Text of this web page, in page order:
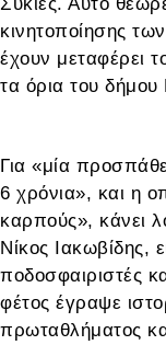
κινητοποίησης
έχουν μεταφέρει
τα όρια του
Για «μία
6 χρόνια», και η
καρπούς», κάνει
Νίκος Ιακωβίδης,
ποδοσφαιριστές
φέτος έγραψε
πρωταθλήματος